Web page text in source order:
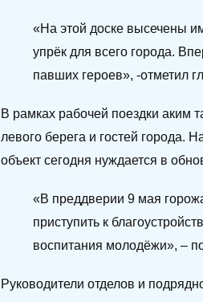
«На этой доске высечены
упрёк для всего города.
павших героев», -отметил
В рамках рабочей поездки аким
левого берега и гостей города.
объект сегодня нуждается в
«В преддверии 9 мая
приступить к
воспитания молодёжи», –
Руководители отделов и